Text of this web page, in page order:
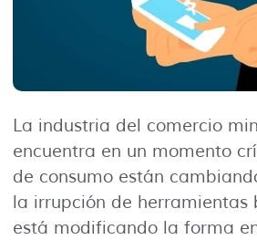
La industria del comercio
encuentra en un momento
de consumo están
la irrupción de herramientas
está modificando la forma